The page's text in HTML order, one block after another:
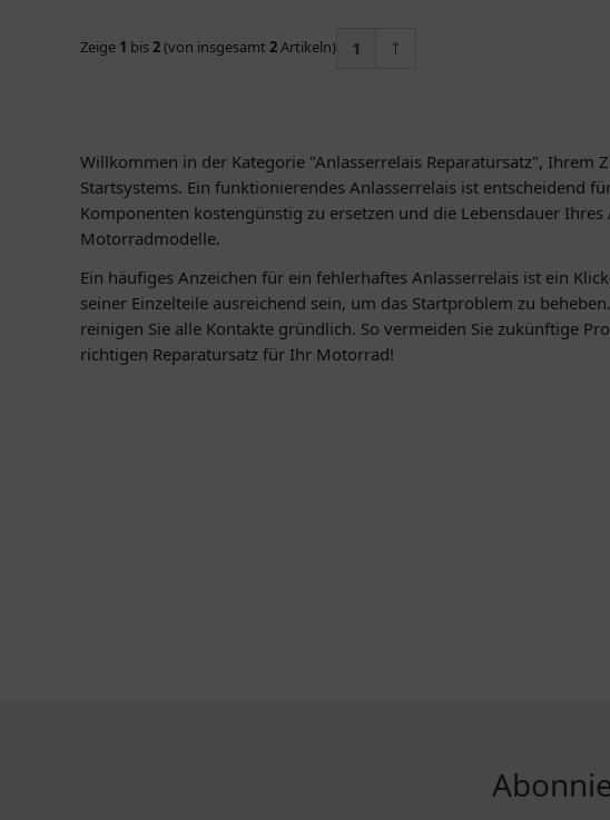
Zeige 1 bis2(von insgesamt 2Artikeln) 1
Willkommen in der Kategorie "Anlasserrelais Reparatursatz",
Startsystems. Ein funktionierendes Anlasserrelais ist entscheidend
Komponenten kostengünstig zu ersetzen und die Lebensdauer
Motorradmodelle.
Ein häufiges Anzeichen für ein fehlerhaftes Anlasserrelais ist ein
seiner Einzelteile ausreichend sein, um das Startproblem zu
reinigen Sie alle Kontakte gründlich. So vermeiden Sie zukünftige
richtigen Reparatursatz für Ihr Motorrad!